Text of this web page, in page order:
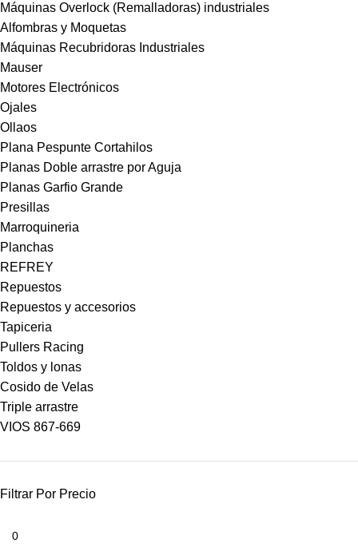
Máquinas Overlock (Remalladoras) industriales
Alfombras y Moquetas
Máquinas Recubridoras Industriales
Mauser
Motores Electrónicos
Ojales
Ollaos
Plana Pespunte Cortahilos
Planas Doble arrastre por Aguja
Planas Garfio Grande
Presillas
Marroquineria
Planchas
REFREY
Repuestos
Repuestos y accesorios
Tapiceria
Pullers Racing
Toldos y lonas
Cosido de Velas
Triple arrastre
VIOS 867-669
Filtrar Por Precio